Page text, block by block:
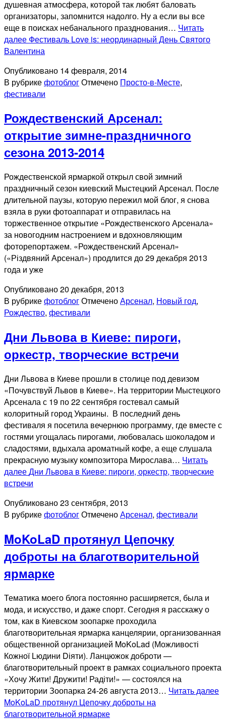
душевная атмосфера, которой так любят баловать
организаторы, запомнится надолго. Ну а если вы все
еще в поисках небанального празднования… Читать
далее Фестиваль Love is: неординарный День Святого
Валентина
Опубликовано 14 февраля, 2014
В рубрикефотоблогОтмечено Просто-в-Месте,
фестивали
Рождественский Арсенал:
открытие зимне-праздничного
сезона 2013-2014
Рождественской ярмаркой открыл свой зимний
праздничный сезон киевский Мыстецкий Арсенал. После
длительной паузы, которую пережил мой блог, я снова
взяла в руки фотоаппарат и отправилась на
торжественное открытие «Рождественского Арсенала»
за новогодним настроением и вдохновляющим
фоторепортажем. «Рождественский Арсенал»
(«Різдвяний Арсенал») продлится до 29 декабря 2013
года и уже
Опубликовано20 декабря, 2013
В рубрикефотоблогОтмеченоАрсенал, Новый год,
Рождество, фестивали
Дни Львова в Киеве: пироги,
оркестр, творческие встречи
Дни Львова в Киеве прошли в столице под девизом
«Почувствуй Львов в Киеве». На территории Мыстецкого
Арсенала с 19 по 22 сентября гостевал самый
колоритный город Украины. В последний день
фестиваля я посетила вечернюю программу, где вместе с
гостями угощалась пирогами, любовалась шоколадом и
сладостями, вдыхала ароматный кофе, а еще слушала
прекрасную музыку композитора Мирослава… Читать
далееДни Львова в Киеве: пироги, оркестр, творческие
встречи
Опубликовано23 сентября, 2013
В рубрикефотоблогОтмеченоАрсенал, фестивали
MoKoLaD протянул Цепочку
доброты на благотворительной
ярмарке
Тематика моего блога постоянно расширяется, была и
мода, и искусство, и даже спорт. Сегодня я расскажу о
том, как в Киевском зоопарке проходила
благотворительная ярмарка канцелярии, организованная
общественной организацией MoKoLad (Можливості
Кожної Lюдини Dіяти). Ланцюжок доброти —
благотворительный проект в рамках социального проекта
«Хочу Жити! Дружити! Радіти!» — состоялся на
территории Зоопарка 24-26 августа 2013… Читать далее
MoKoLaD протянул Цепочку доброты на
благотворительной ярмарке